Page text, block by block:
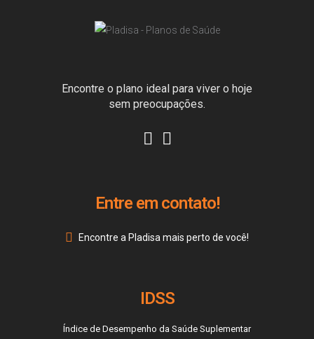
Encontre o plano ideal para viver o hoje
sem preocupações.
Entre em contato!
Encontre a Pladisa mais perto de você!
IDSS
Índice de Desempenho da Saúde Suplementar